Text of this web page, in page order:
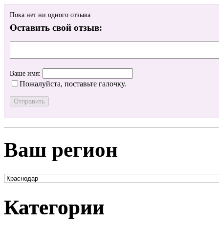
Пока нет ни одного отзыва
Оставить свой отзыв:
Ваше имя:
Пожалуйста, поставьте галочку.
Ваш регион
Категории